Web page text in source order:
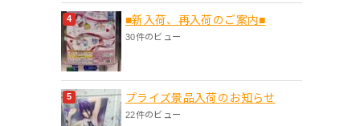
■新入荷、再入荷のご案内■
30件のビュー
プライズ景品入荷のお知らせ
22件のビュー